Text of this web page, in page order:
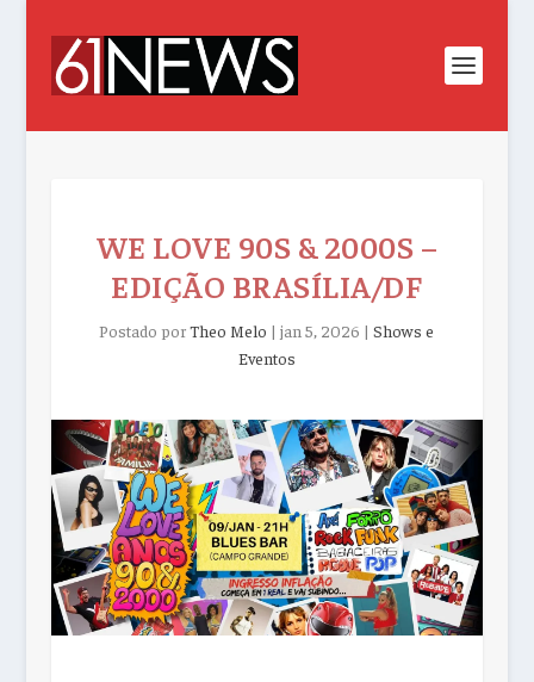
WE LOVE 90S & 2000S –
EDIÇÃO BRASÍLIA/DF
Postado porTheo Melo |jan 5, 2026 |Shows e
Eventos